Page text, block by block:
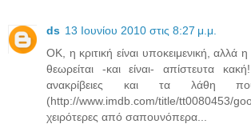
ds 13 Ιουνίου 2010 στις 8:27 μ.μ.
ΟΚ, η κριτική είναι υποκειμενική, αλλά η
θεωρείται -και είναι- απίστευτα
ανακρίβειες και τα λάθη
(http://www.imdb.com/title/tt0080453/
χειρότερες από σαπουνόπερα...